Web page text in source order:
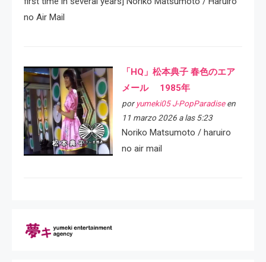
no Air Mail
「HQ」松本典子 春色のエア
メール 1985年
por yumeki05 J-PopParadiseen
11 marzo 2026 a las 5:23
Noriko Matsumoto / haruiro
no air mail